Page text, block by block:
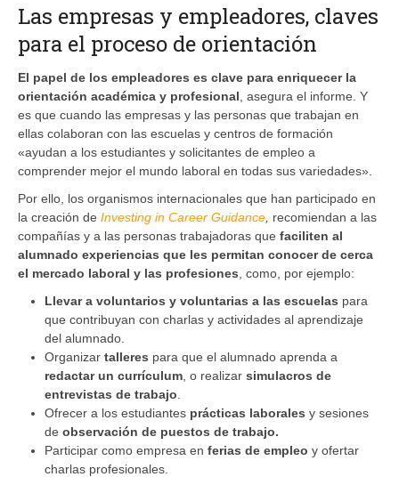
Las empresas y empleadores, claves
para el proceso de orientación
El papel de los empleadores es clave para enriquecer la
orientación académica y profesional , asegura el informe. Y
es que cuando las empresas y las personas que trabajan en
ellas colaboran con las escuelas y centros de formación
«ayudan a los estudiantes y solicitantes de empleo a
comprender mejor el mundo laboral en todas sus variedades».
Por ello, los organismos internacionales que han participado en
la creación de Investing in Career Guidance recomiendan a las
compañías y a las personas trabajadoras que faciliten al
alumnado experiencias que les permitan conocer de cerca
el mercado laboral y las profesiones , como, por ejemplo:
Llevar a voluntarios y voluntarias a las escuelas para
que contribuyan con charlas y actividades al aprendizaje
del alumnado.
Organizar talleres para que el alumnado aprenda a
redactar un currículum , o realizar simulacros de
entrevistas de trabajo
Ofrecer a los estudiantes prácticas laborales y sesiones
de observación de puestos de trabajo.
Participar como empresa en ferias de empleo y ofertar
charlas profesionales.